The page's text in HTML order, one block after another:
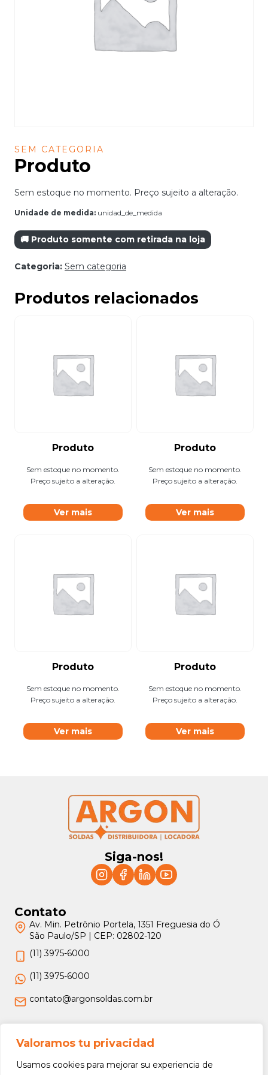
Valoramos tu privacidad
Usamos cookies para mejorar su experiencia de
SEM CATEGORIA
Produto
Sem estoque no momento. Preço sujeito a alteração.
Unidade de medida: unidad_de_medida
🚚 Produto somente com retirada na loja
Categoria: Sem categoria
Produtos relacionados
Produto
Sem estoque no momento.
Preço sujeito a alteração.
Ver mais
Produto
Sem estoque no momento.
Preço sujeito a alteração.
Ver mais
Produto
Sem estoque no momento.
Preço sujeito a alteração.
Ver mais
Produto
Sem estoque no momento.
Preço sujeito a alteração.
Ver mais
Siga-nos!
Contato
Av. Min. Petrônio Portela, 1351 Freguesia do Ó
São Paulo/SP | CEP: 02802-120
(11) 3975-6000
(11) 3975-6000
contato@argonsoldas.com.br
Jurídico
Termos e Condições
Política de Privacidade